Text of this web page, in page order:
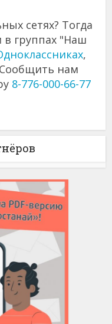
сетях? Тогда
в группах "Наш
,
нам
8-776-000-66-77